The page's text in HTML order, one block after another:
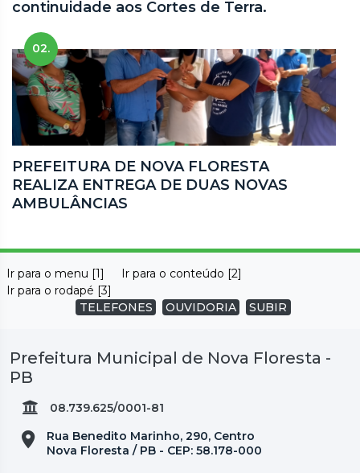
continuidade aos Cortes de Terra.
02.
PREFEITURA DE NOVA FLORESTA
REALIZA ENTREGA DE DUAS NOVAS
AMBULÂNCIAS
Ir para o menu [1]
Ir para o conteúdo [2]
Ir para o rodapé [3]
TELEFONES
OUVIDORIA SUBIR
Prefeitura Municipal de Nova Floresta -
PB
08.739.625/0001-81
Rua Benedito Marinho, 290, Centro
Nova Floresta / PB - CEP: 58.178-000